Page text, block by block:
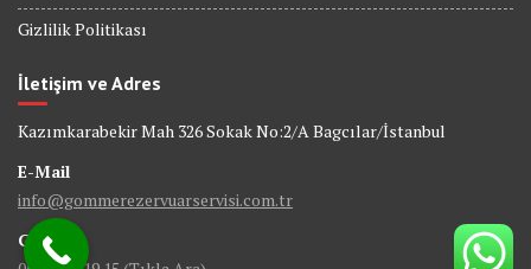
Gizlilik Politikası
İletişim ve Adres
Kazımkarabekir Mah 326 Sokak No:2/A Bagcılar/İstanbul
E-Mail
info@gommerezervuarservisi.com.tr
GSM